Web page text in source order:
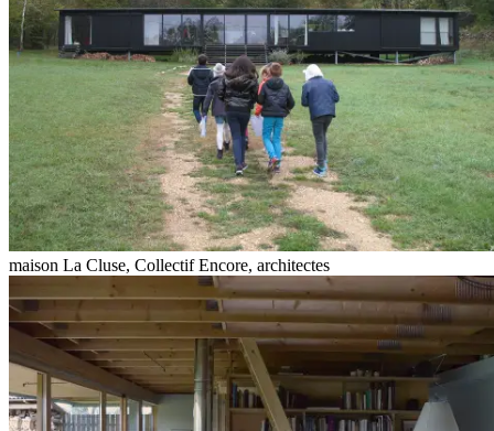
maison La Cluse, Collectif Encore, architectes